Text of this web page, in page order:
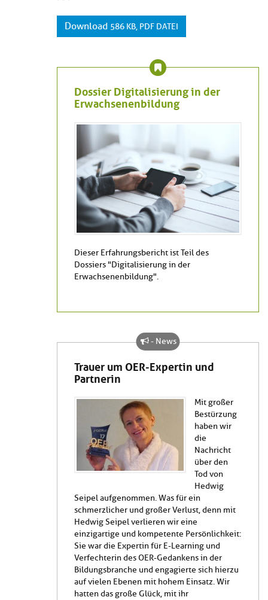
Download 586 KB, PDF DATEI
Dossier Digitalisierung in der
Erwachsenenbildung
Dieser Erfahrungsbericht ist Teil des
Dossiers "Digitalisierung in der
Erwachsenenbildung".
Trauer um OER-Expertin und
Partnerin
- News
Mit großer
Bestürzung
haben wir
die
Nachricht
über den
Tod von
Hedwig
Seipel aufgenommen. Was für ein
schmerzlicher und großer Verlust, denn mit
Hedwig Seipel verlieren wir eine
einzigartige und kompetente Persönlichkeit:
Sie war die Expertin für E-Learning und
Verfechterin des OER-Gedankens in der
Bildungsbranche und engagierte sich hierzu
auf vielen Ebenen mit hohem Einsatz. Wir
hatten das große Glück, mit ihr